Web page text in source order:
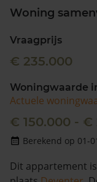
Woning
Vraagprijs
€ 235.000
Woningwaarde
Actuele
€ 150.000 - €
Berekend op 01-
Dit appartement